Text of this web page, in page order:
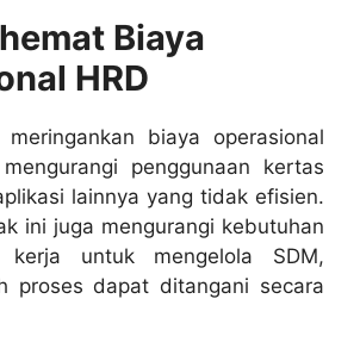
Biaya
HRD
meringankan biaya operasional
penggunaan kertas
lainnya yang tidak efisien.
ini juga mengurangi kebutuhan
kerja untuk mengelola SDM,
proses dapat ditangani secara